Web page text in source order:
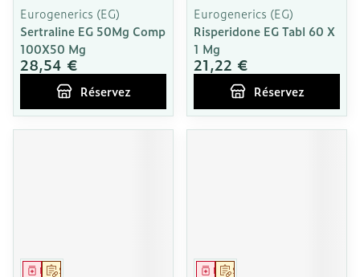
Eurogenerics (EG)
Sertraline EG 50Mg Comp
100X50 Mg
28,54 €
Réservez
Eurogenerics (EG)
Risperidone EG Tabl 60 X
1 Mg
21,22 €
Réservez
Sur prescription
Médicament Sur prescription
Médicament